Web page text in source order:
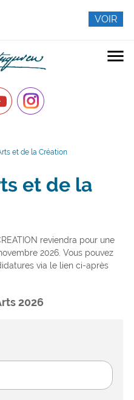
menu
et de la Création
et de la
reviendra pour une
2026. Vous pouvez
via le lien ci-après
2026
VOIR